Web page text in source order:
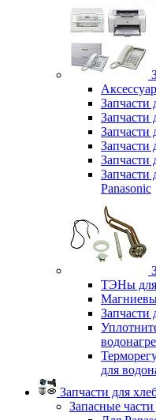
Запчасти
Запчасти
Запчасти
Запчасти
Запчасти
Panasonic
ТЭНы для
Запчасти
для
Запчасти для
Запасные